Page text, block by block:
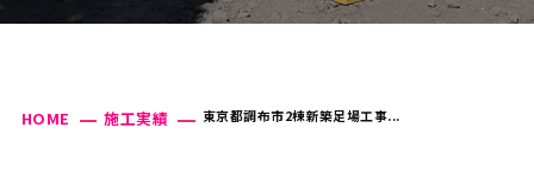
HOME 施工実績 東京都調布市2棟新築足場工事...